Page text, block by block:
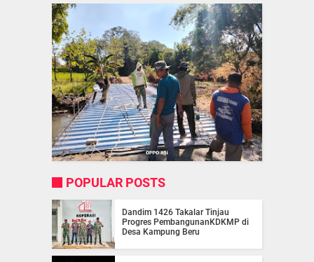
POPULAR POSTS
Dandim 1426 Takalar Tinjau
Progres PembangunanKDKMP di
Desa Kampung Beru